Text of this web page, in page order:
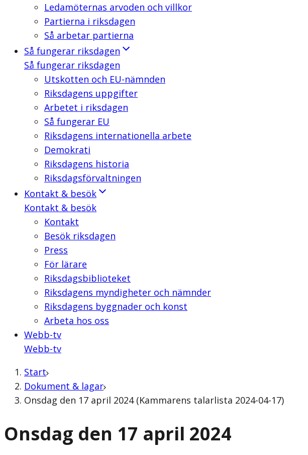
Ledamöternas arvoden och villkor
Partierna i riksdagen
Så arbetar partierna
Så fungerar riksdagen
Så fungerar riksdagen
Utskotten och EU-nämnden
Riksdagens uppgifter
Arbetet i riksdagen
Så fungerar EU
Riksdagens internationella arbete
Demokrati
Riksdagens historia
Riksdagsförvaltningen
Kontakt & besök
Kontakt & besök
Kontakt
Besök riksdagen
Press
För lärare
Riksdagsbiblioteket
Riksdagens myndigheter och nämnder
Riksdagens byggnader och konst
Arbeta hos oss
Webb-tv
Webb-tv
Start
Dokument & lagar
Onsdag den 17 april 2024 (Kammarens talarlista 2024-04-17)
Onsdag den 17 april 2024